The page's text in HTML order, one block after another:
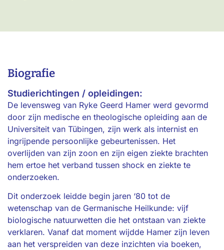
Biografie
Studierichtingen / opleidingen:
De levensweg van Ryke Geerd Hamer werd gevormd
door zijn medische en theologische opleiding aan de
Universiteit van Tübingen, zijn werk als internist en
ingrijpende persoonlijke gebeurtenissen. Het
overlijden van zijn zoon en zijn eigen ziekte brachten
hem ertoe het verband tussen shock en ziekte te
onderzoeken.
Dit onderzoek leidde begin jaren ‘80 tot de
wetenschap van de Germanische Heilkunde: vijf
biologische natuurwetten die het ontstaan van ziekte
verklaren. Vanaf dat moment wijdde Hamer zijn leven
aan het verspreiden van deze inzichten via boeken,